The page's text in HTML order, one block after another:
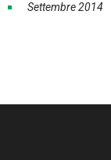
Settembre 2014